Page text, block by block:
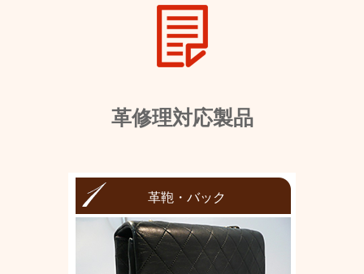
革修理対応製品
革鞄・バック